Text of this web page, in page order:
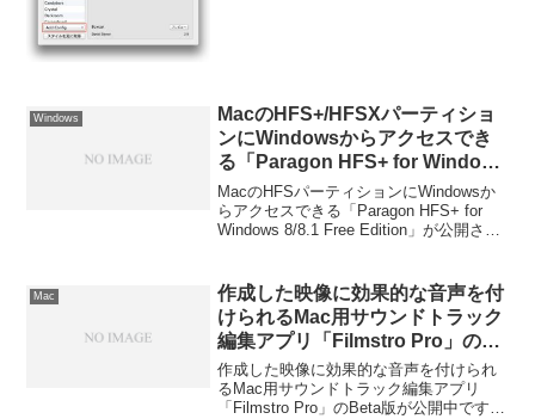
Windows
MacのHFS+/HFSXパーティショ
ンにWindowsからアクセスでき
る「Paragon HFS+ for Windows
8/8.1 Free Edition」が公開された
ので使ってみた。
MacのHFSパーティションにWindowsか
らアクセスできる「Paragon HFS+ for
Windows 8/8.1 Free Edition」が公開され
Mac
作成した映像に効果的な音声を付
けられるMac用サウンドトラック
編集アプリ「Filmstro Pro」の
Beta版が公開中。
作成した映像に効果的な音声を付けられ
るMac用サウンドトラック編集アプリ
「Filmstro Pro」のBeta版が公開中です。